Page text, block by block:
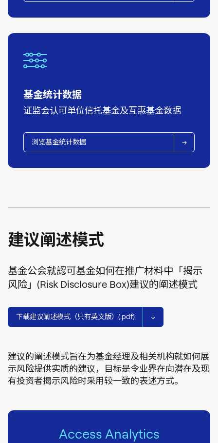
基金统计数据
证监会认可单位信托基金及互惠基金数据
浏览基金统计数据
建议阐述模式
基金公会就認可基金如何在推广材料中「揭示
风险」(Risk Disclosure Box)建议的阐述模式
下载建议阐述模式（只有英文版）(.pdf)
建议的阐述模式旨在为基金经理及相关机构就如何展
示风险提供实质的建议，目标是令业界在向潜在及现
有投资者揭示风险时采用较一致的表述方式。
Access Analytics